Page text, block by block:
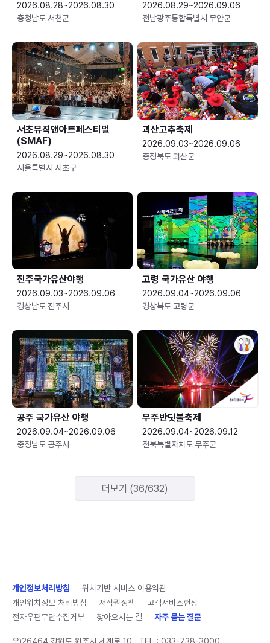
2026.08.28~2026.08.30
충청남도 서천군
2026.08.29~2026.09.06
전남광주통합특별시 무안군
서초뮤직앤아트페스티벌
(SMAF)
2026.08.29~2026.08.30
서울특별시 서초구
괴산고추축제
2026.09.03~2026.09.06
충청북도 괴산군
진주국가유산야행
2026.09.03~2026.09.06
경상남도 진주시
고령 국가유산 야행
2026.09.04~2026.09.06
경상북도 고령군
공주 국가유산 야행
2026.09.04~2026.09.06
충청남도 공주시
무주반딧불축제
2026.09.04~2026.09.12
전북특별자치도 무주군
더보기 (36/632)
개인정보처리방침
위치기반 서비스 이용약관
개인위치정보 처리방침
저작권정책
고객서비스헌장
전자우편무단수집거부
찾아오시는 길 자주 묻는 질문